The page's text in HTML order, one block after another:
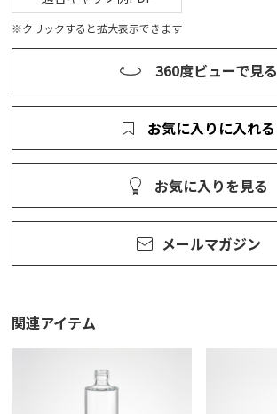
※クリックすると拡大表示できます
360度ビューで見る
お気に入りに入れる
お気に入りを見る
メールマガジン
関連アイテム